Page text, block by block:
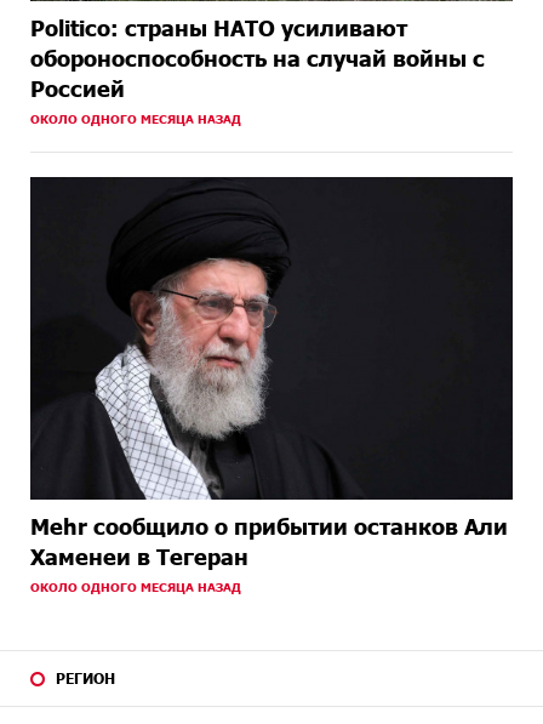
Politico: страны НАТО усиливают
обороноспособность на случай войны с
Россией
ОКОЛО ОДНОГО МЕСЯЦА НАЗАД
Mehr сообщило о прибытии останков Али
Хаменеи в Тегеран
ОКОЛО ОДНОГО МЕСЯЦА НАЗАД
РЕГИОН